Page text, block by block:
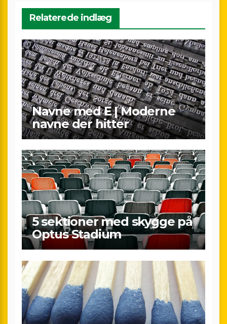
Relaterede indlæg
Navne med E | Moderne
navne der hitter
5 sektioner med skygge på
Optus Stadium